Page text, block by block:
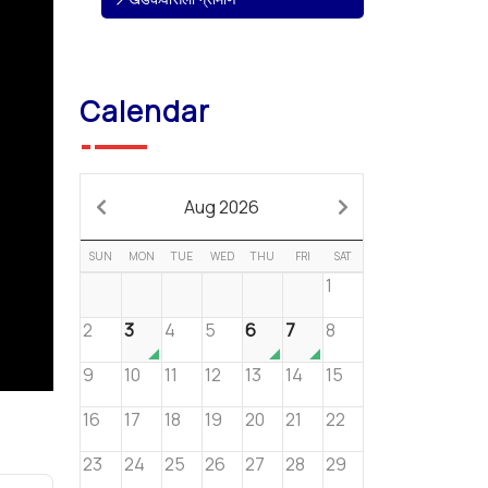
Calendar
Aug 2026
SUN MON TUE WED THU FRI SAT
1
2
3 4 5 6 7
8
9
10 11 12 13 14
15
16
17 18 19 20 21
22
23
24 25 26 27 28
29